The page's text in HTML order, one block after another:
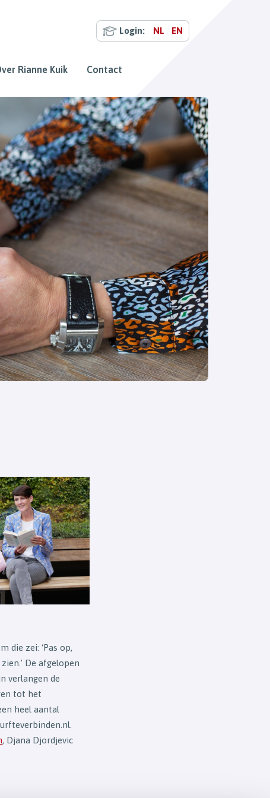
Login: NL EN
Rianne Kuik Contact
die zei: ‘Pas op,
De afgelopen
verlangen de
tot het
heel aantal
, Djana Djordjevic